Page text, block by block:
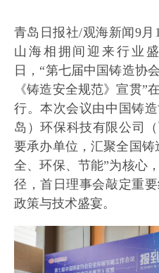
青岛日报社/观海新闻9月
山海相拥间迎来行业
日，“第七届中国铸造协
《铸造安全规范》宣贯”
行。本次会议由中国铸
岛）环保科技有限公司
要承办单位，汇聚全国
全、环保、节能”为核心
径，首日理事会敲定重
政策与技术盛宴。